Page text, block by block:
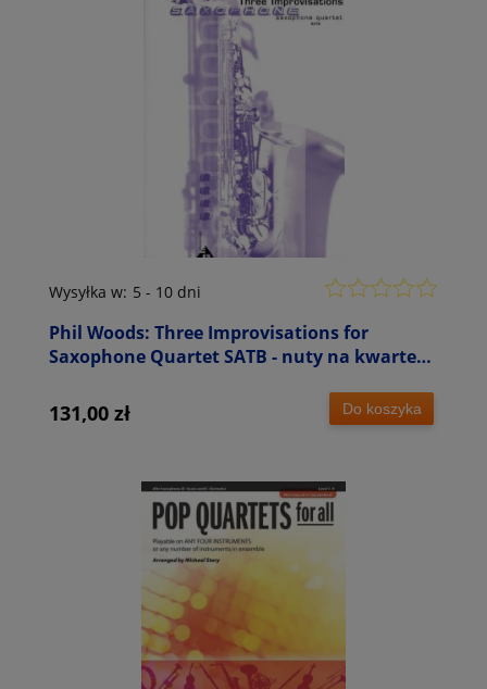
Phil Woods: Three Improvisations for
Saxophone Quartet SATB - nuty na kwartet
Wysyłka w: 5 - 10 dni
131,00 zł Do koszyka